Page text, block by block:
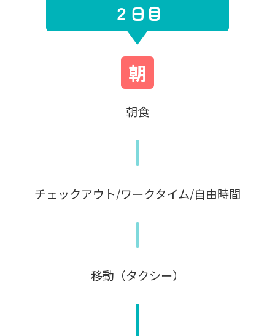
２日目
朝
朝食
チェックアウト/ワークタイム/自由時間
移動（タクシー）